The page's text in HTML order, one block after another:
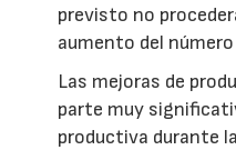
previsto no
aumento del
Las mejoras de
parte muy
productiva durante